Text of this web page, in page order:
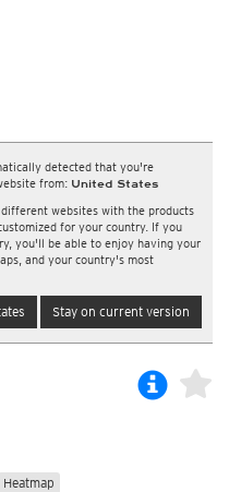
detected that you're
from: United States
different websites with the products
for your country. If you
you'll be able to enjoy having your
and your country's most
Stay on current version
Heatmap